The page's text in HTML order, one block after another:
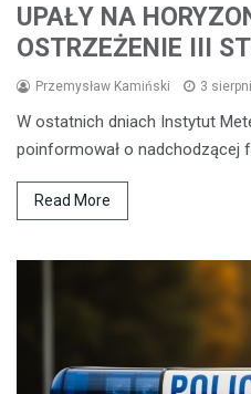
UPAŁY NA
OSTRZEŻENIE III
Przemysław Kamiński 3
W ostatnich dniach Instytut
poinformował o nadchodzącej
Read More